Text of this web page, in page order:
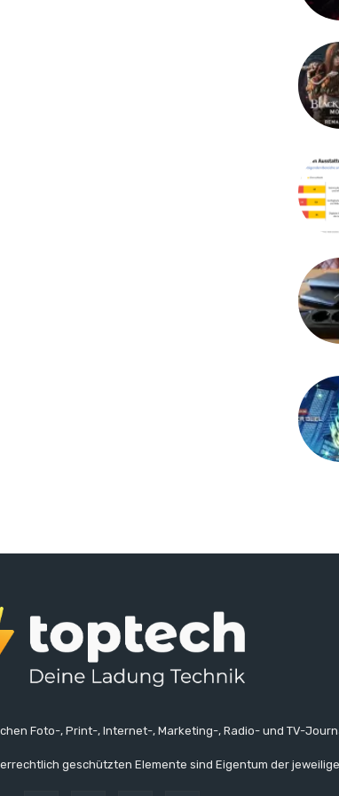
Foto-, Print-, Internet-, Marketing-, Radio- und TV-
geschützten Elemente sind Eigentum der